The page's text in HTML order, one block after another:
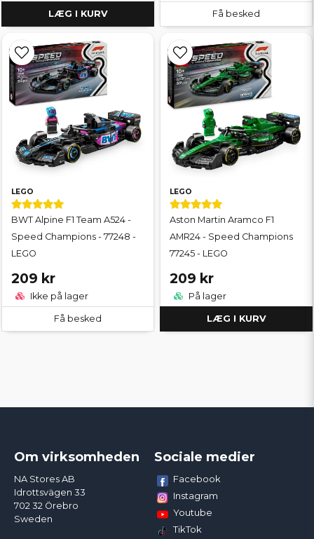
LÆG I KURV Få besked
LEGO
BWT Alpine F1 Team A524 -
Speed Champions - 77248 -
LEGO
209 kr
Ikke på lager
Få besked
LEGO
Aston Martin Aramco F1
AMR24 - Speed Champions
77245 - LEGO
209 kr
På lager
LÆG I KURV
Om virksomheden
NA Stores AB
Idrottsvägen 33
702 32 Örebro
Sweden
Sociale medier
Facebook
Instagram
Youtube
TikTok